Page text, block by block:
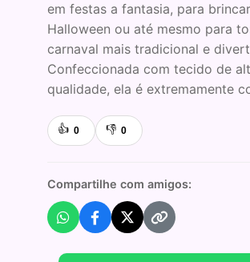
em festas a fantasia, para
Halloween ou até mesmo para
carnaval mais tradicional e
Confeccionada com tecido de
qualidade, ela é extremamente
👍 0 👎 0
Compartilhe com amigos: